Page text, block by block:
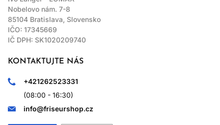
Nobelovo nám. 7-8
85104 Bratislava, Slovensko
IČO: 17345669
IČ DPH: SK1020209740
KONTAKTUJTE NÁS
+421262523331
(08:00 - 16:30)
info@friseurshop.cz